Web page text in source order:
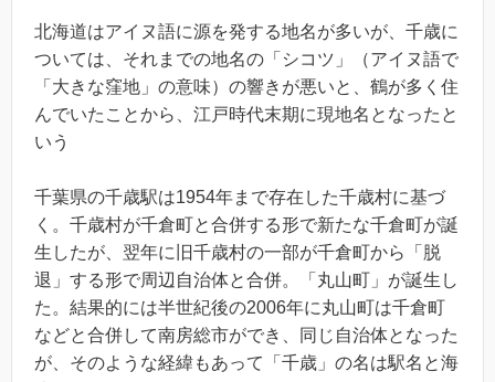
北海道はアイヌ語に源を発する地名が多いが、千歳に
ついては、それまでの地名の「シコツ」（アイヌ語で
「大きな窪地」の意味）の響きが悪いと、鶴が多く住
んでいたことから、江戸時代末期に現地名となったと
いう
千葉県の千歳駅は1954年まで存在した千歳村に基づ
く。千歳村が千倉町と合併する形で新たな千倉町が誕
生したが、翌年に旧千歳村の一部が千倉町から「脱
退」する形で周辺自治体と合併。「丸山町」が誕生し
た。結果的には半世紀後の2006年に丸山町は千倉町
などと合併して南房総市ができ、同じ自治体となった
が、そのような経緯もあって「千歳」の名は駅名と海